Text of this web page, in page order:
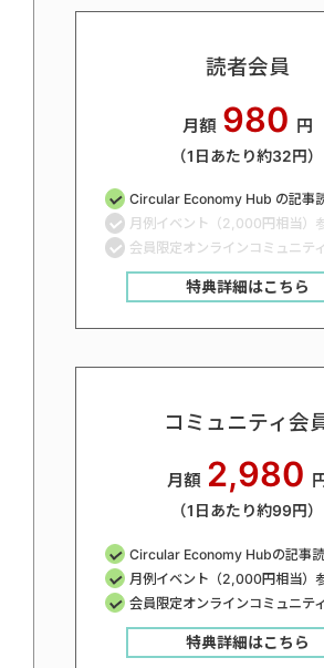
読者会員
月額 980 円
（1日あたり約32円）
Circular Economy Hub の記事
月例イベント（2,000円相当）
会員限定オンラインコミュニテ
特典詳細はこちら
コミュニティ会
月額 2,980
（1日あたり約99円）
Circular Economy Hubの記事
月例イベント（2,000円相当）
会員限定オンラインコミュニテ
特典詳細はこちら